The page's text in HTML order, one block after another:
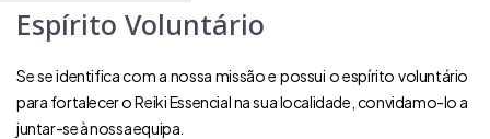
Espírito Voluntário
Se se identifica com a nossa missão e possui o espírito voluntário
para fortalecer o Reiki Essencial na sua localidade, convidamo-lo a
juntar-se à nossa equipa.